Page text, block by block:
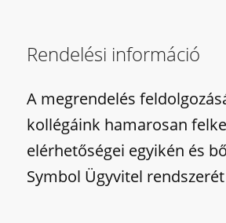
Rendelési információ
A megrendelés
kollégáink hamarosan
elérhetőségei egyikén és
Symbol Ügyvitel